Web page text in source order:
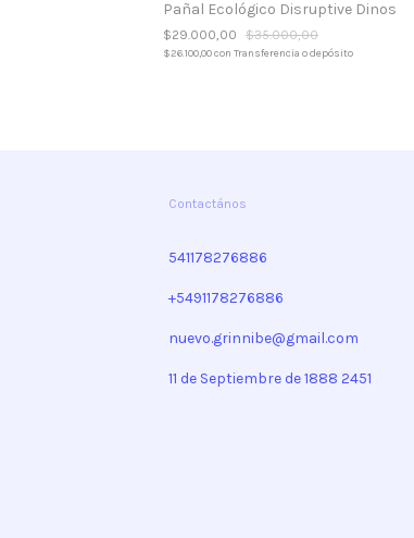
Pañal Ecológico Disruptive Dinos
$29.000,00 $35.000,00
$26.100,00con Transferencia o depósito
Contactános
541178276886
+5491178276886
nuevo.grinnibe@gmail.com
11 de Septiembre de 1888 2451